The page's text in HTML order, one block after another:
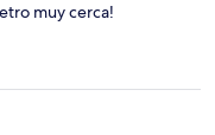
muy cerca!